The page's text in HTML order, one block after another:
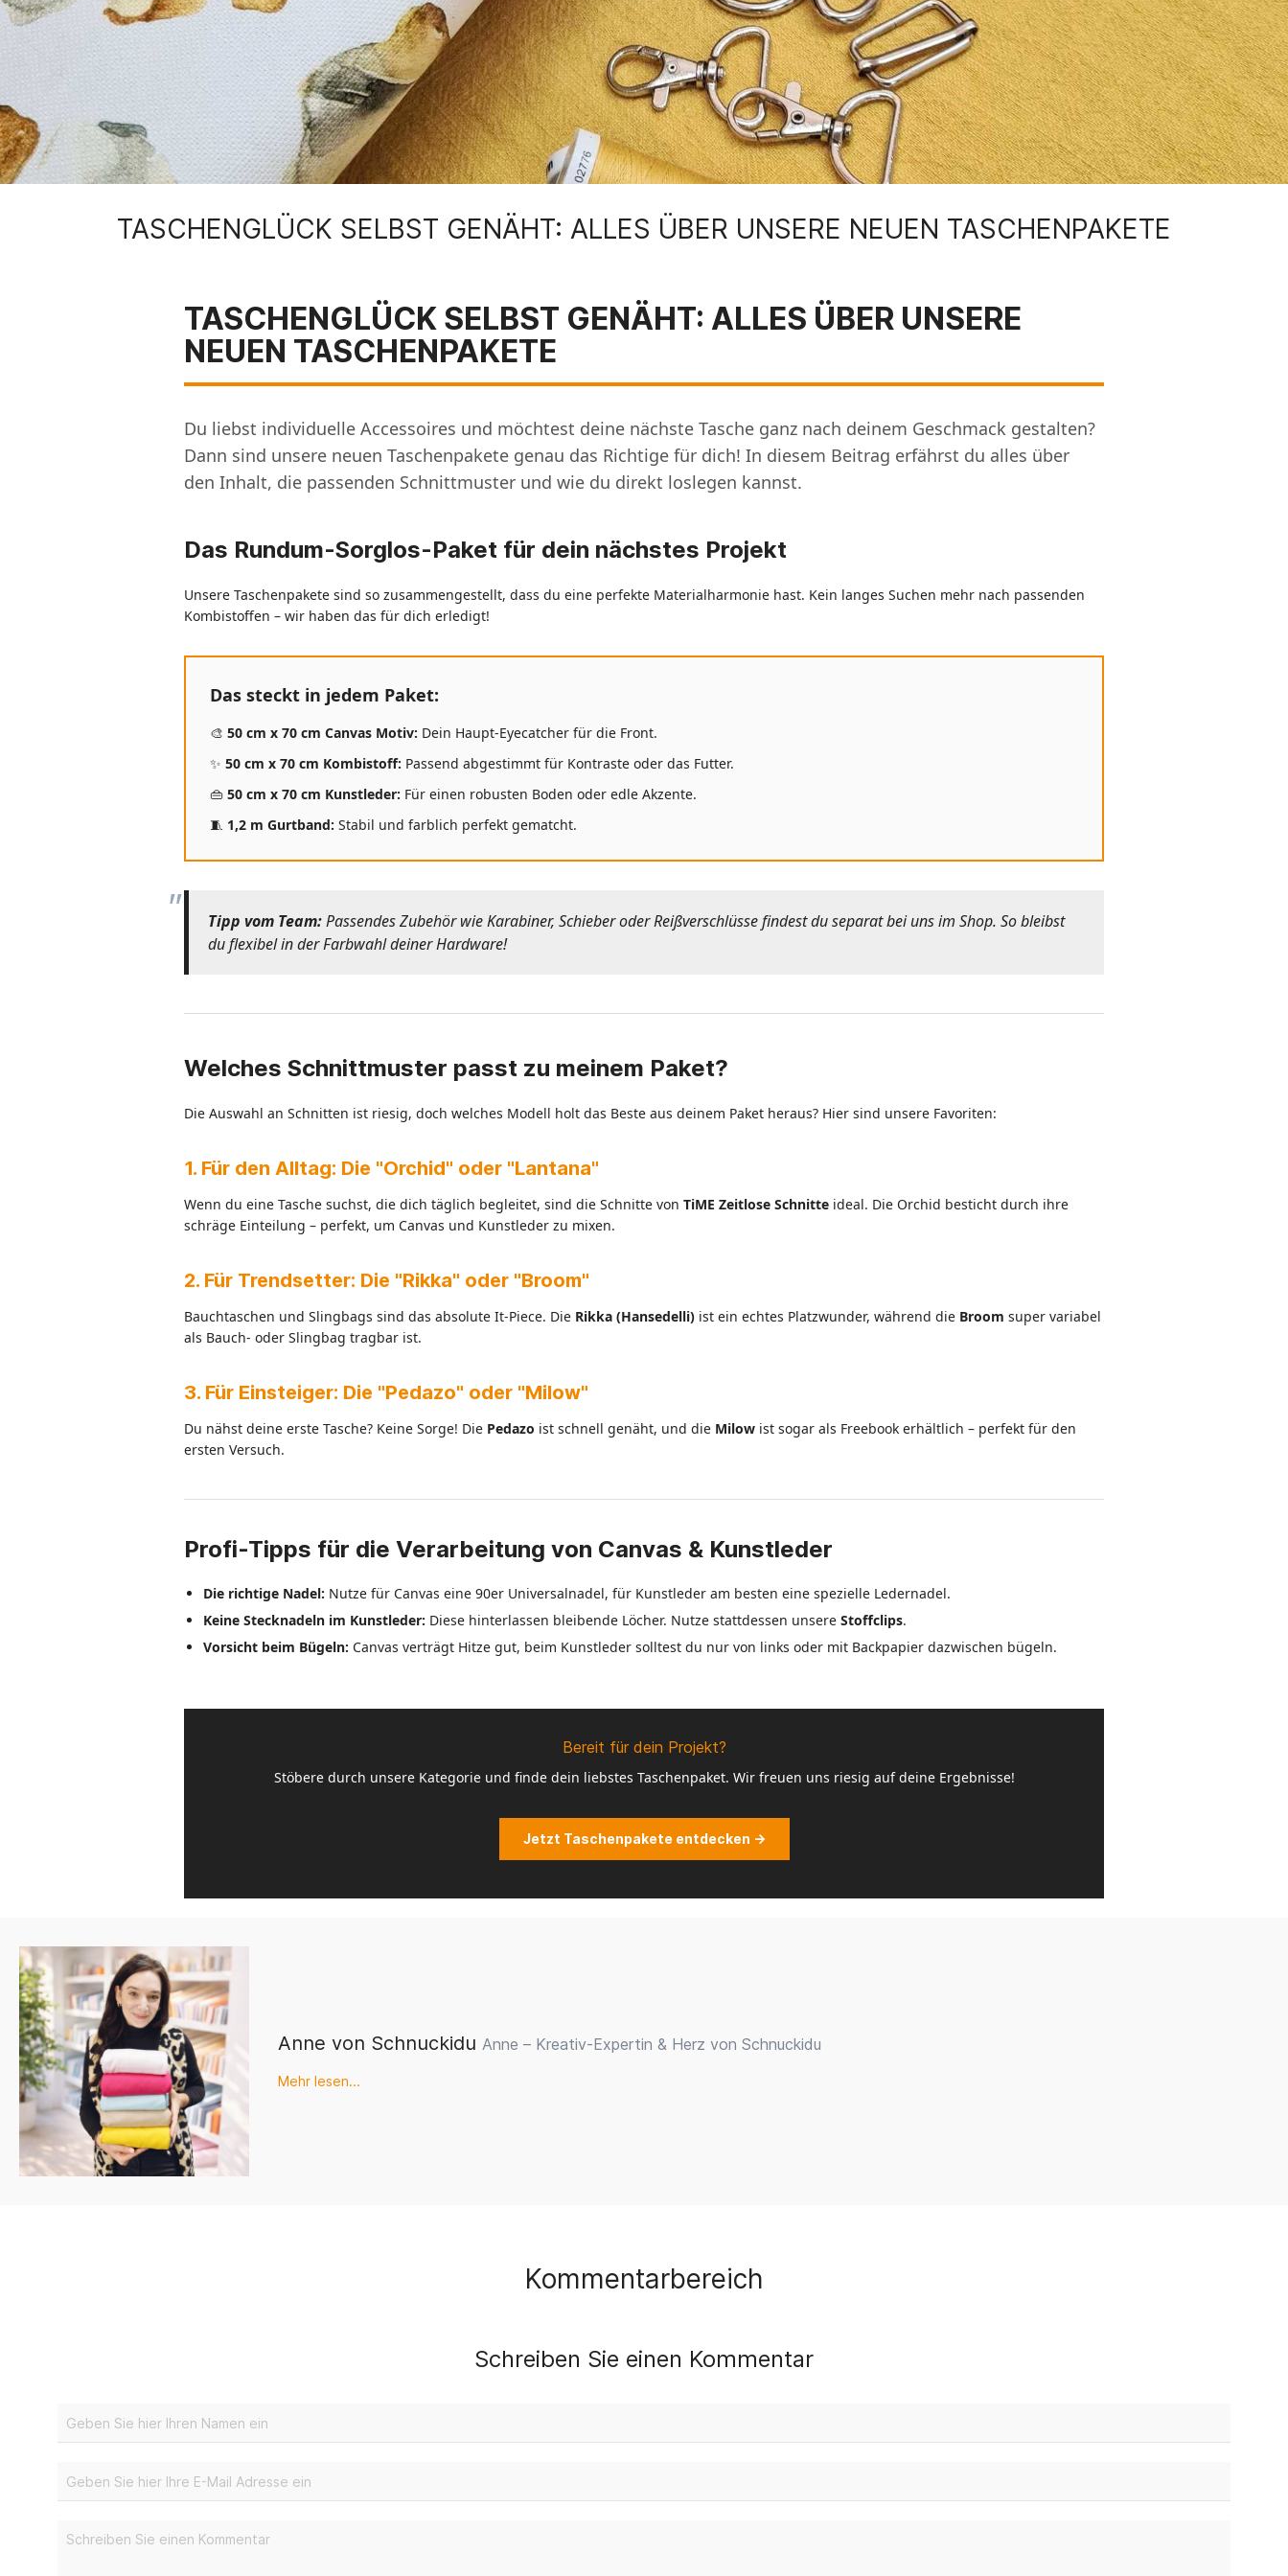
TASCHENGLÜCK SELBST GENÄHT: ALLES ÜBER UNSERE NEUEN TASCHENPAKETE
TASCHENGLÜCK SELBST GENÄHT: ALLES ÜBER UNSERE
NEUEN TASCHENPAKETE
Du liebst individuelle Accessoires und möchtest deine nächste Tasche ganz nach deinem Geschmack gestalten?
Dann sind unsere neuen Taschenpakete genau das Richtige für dich! In diesem Beitrag erfährst du alles über
den Inhalt, die passenden Schnittmuster und wie du direkt loslegen kannst.
Das Rundum-Sorglos-Paket für dein nächstes Projekt
Unsere Taschenpakete sind so zusammengestellt, dass du eine perfekte Materialharmonie hast. Kein langes Suchen mehr nach passenden
Kombistoffen – wir haben das für dich erledigt!
Das steckt in jedem Paket:
🎨 50 cm x 70 cm Canvas Motiv: Dein Haupt-Eyecatcher für die Front.
✨ 50 cm x 70 cm Kombistoff: Passend abgestimmt für Kontraste oder das Futter.
👜 50 cm x 70 cm Kunstleder: Für einen robusten Boden oder edle Akzente.
🧵 1,2 m Gurtband: Stabil und farblich perfekt gematcht.
Tipp vom Team:Passendes Zubehör wie Karabiner, Schieber oder Reißverschlüsse findest du separat bei uns im Shop. So bleibst
du flexibel in der Farbwahl deiner Hardware!
Welches Schnittmuster passt zu meinem Paket?
Die Auswahl an Schnitten ist riesig, doch welches Modell holt das Beste aus deinem Paket heraus? Hier sind unsere Favoriten:
1. Für den Alltag: Die "Orchid" oder "Lantana"
Wenn du eine Tasche suchst, die dich täglich begleitet, sind die Schnitte von TiME Zeitlose Schnitte ideal. Die Orchid besticht durch ihre
schräge Einteilung – perfekt, um Canvas und Kunstleder zu mixen.
2. Für Trendsetter: Die "Rikka" oder "Broom"
Bauchtaschen und Slingbags sind das absolute It-Piece. Die Rikka (Hansedelli) ist ein echtes Platzwunder, während die Broom super variabel
als Bauch- oder Slingbag tragbar ist.
3. Für Einsteiger: Die "Pedazo" oder "Milow"
Du nähst deine erste Tasche? Keine Sorge! Die Pedazo ist schnell genäht, und die Milow ist sogar als Freebook erhältlich – perfekt für den
ersten Versuch.
Profi-Tipps für die Verarbeitung von Canvas & Kunstleder
Die richtige Nadel: Nutze für Canvas eine 90er Universalnadel, für Kunstleder am besten eine spezielle Ledernadel.
Keine Stecknadeln im Kunstleder: Diese hinterlassen bleibende Löcher. Nutze stattdessen unsere Stoffclips.
Vorsicht beim Bügeln: Canvas verträgt Hitze gut, beim Kunstleder solltest du nur von links oder mit Backpapier dazwischen bügeln.
Bereit für dein Projekt?
Stöbere durch unsere Kategorie und finde dein liebstes Taschenpaket. Wir freuen uns riesig auf deine Ergebnisse!
Jetzt Taschenpakete entdecken →
Anne von Schnuckidu Anne – Kreativ-Expertin & Herz von Schnuckidu
Mehr lesen...
Kommentarbereich
Schreiben Sie einen Kommentar